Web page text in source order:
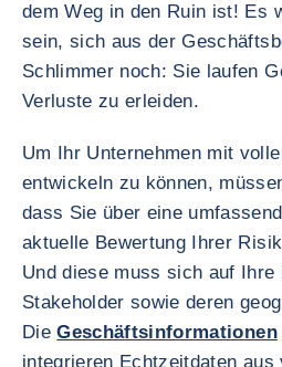
dem Weg in den Ruin ist! Es
sein, sich aus der
Schlimmer noch: Sie laufen
Verluste zu erleiden.
Um Ihr Unternehmen mit
entwickeln zu können,
dass Sie über eine
aktuelle Bewertung Ihrer
Und diese muss sich auf Ihre
Stakeholder sowie deren
DieGeschäftsinformationen
integrieren Echtzeitdaten aus